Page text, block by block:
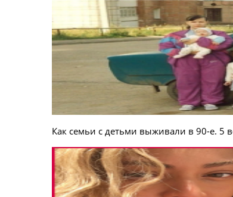
Как семьи с детьми выживали в 90-е. 5